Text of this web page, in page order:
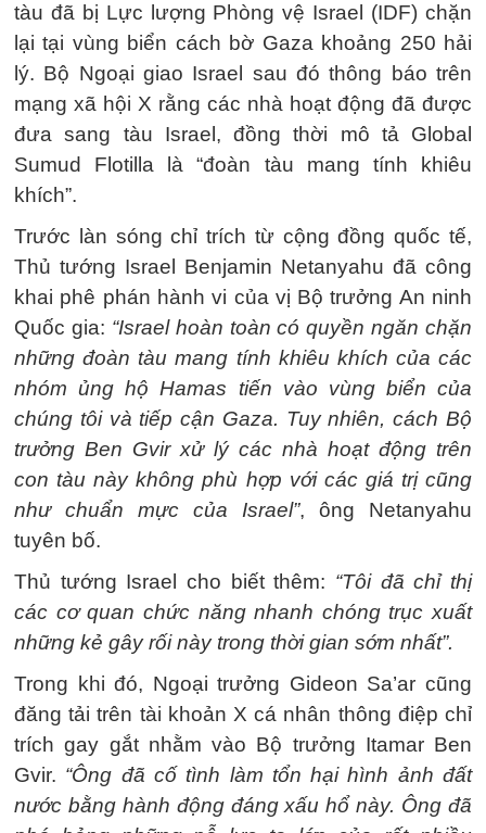
tàu đã bị Lực lượng Phòng vệ Israel (IDF) chặn
lại tại vùng biển cách bờ Gaza khoảng 250 hải
lý. Bộ Ngoại giao Israel sau đó thông báo trên
mạng xã hội X rằng các nhà hoạt động đã được
đưa sang tàu Israel, đồng thời mô tả Global
Sumud Flotilla là “đoàn tàu mang tính khiêu
khích”.
Trước làn sóng chỉ trích từ cộng đồng quốc tế,
Thủ tướng Israel Benjamin Netanyahu đã công
khai phê phán hành vi của vị Bộ trưởng An ninh
Quốc gia: “Israel hoàn toàn có quyền ngăn chặn
những đoàn tàu mang tính khiêu khích của các
nhóm ủng hộ Hamas tiến vào vùng biển của
chúng tôi và tiếp cận Gaza. Tuy nhiên, cách Bộ
trưởng Ben Gvir xử lý các nhà hoạt động trên
con tàu này không phù hợp với các giá trị cũng
như chuẩn mực của Israel”, ông Netanyahu
tuyên bố.
Thủ tướng Israel cho biết thêm: “Tôi đã chỉ thị
các cơ quan chức năng nhanh chóng trục xuất
những kẻ gây rối này trong thời gian sớm nhất”.
Trong khi đó, Ngoại trưởng Gideon Sa’ar cũng
đăng tải trên tài khoản X cá nhân thông điệp chỉ
trích gay gắt nhằm vào Bộ trưởng Itamar Ben
Gvir. “Ông đã cố tình làm tổn hại hình ảnh đất
nước bằng hành động đáng xấu hổ này. Ông đã